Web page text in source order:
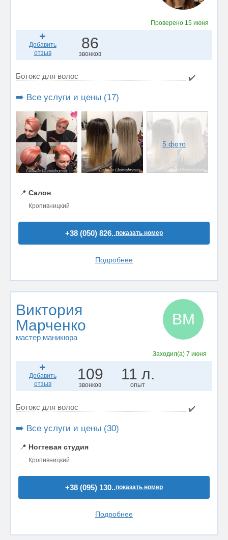
Проверено 15 июня
Добавить
отзыв
86
звонков
Ботокс для волос ✔️
➡️ Все услуги и цены (17)
5 фото
📍 Салон
Кропивницкий
+38 (050) 826..показать номер
Подробнее
Виктория
Марченко
мастер маникюра
ВМ
Заходил(а) 7 июня
Добавить
отзыв
109
звонков
11 л.
опыт
Ботокс для волос ✔️
➡️ Все услуги и цены (30)
📍 Ногтевая студия
Кропивницкий
+38 (095) 130..показать номер
Подробнее